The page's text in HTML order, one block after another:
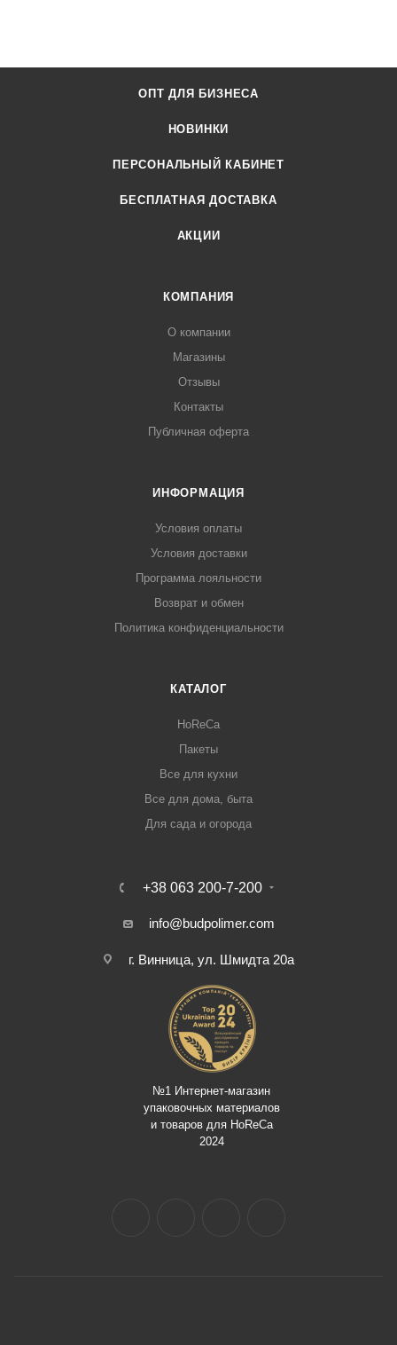
ОПТ ДЛЯ БИЗНЕСА
НОВИНКИ
ПЕРСОНАЛЬНЫЙ КАБИНЕТ
БЕСПЛАТНАЯ ДОСТАВКА
АКЦИИ
КОМПАНИЯ
О компании
Магазины
Отзывы
Контакты
Публичная оферта
ИНФОРМАЦИЯ
Условия оплаты
Условия доставки
Программа лояльности
Возврат и обмен
Политика конфиденциальности
КАТАЛОГ
HoReCa
Пакеты
Все для кухни
Все для дома, быта
Для сада и огорода
+38 063 200-7-200
info@budpolimer.com
г. Винница, ул. Шмидта 20а
№1 Интернет-магазин
упаковочных материалов
и товаров для HoReCa
2024